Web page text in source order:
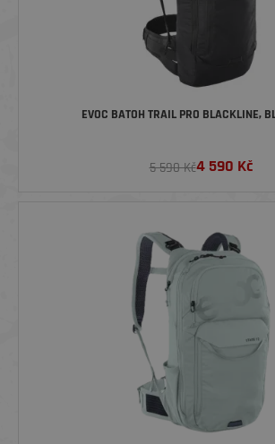
EVOC BATOH TRAIL PRO BLACKLINE,
5 590 Kč4 590 Kč